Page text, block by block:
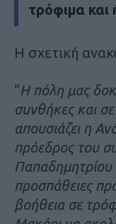
τρόφιμα
Η σχετική
“Η πόλη μας
συνθήκες και
απουσιάζει η
πρόεδρος του
Παπαδημητρίου
προσπάθειες
βοήθεια σε